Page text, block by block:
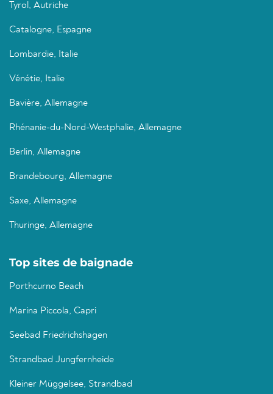
Tyrol, Autriche
Catalogne, Espagne
Lombardie, Italie
Vénétie, Italie
Bavière, Allemagne
Rhénanie-du-Nord-Westphalie, Allemagne
Berlin, Allemagne
Brandebourg, Allemagne
Saxe, Allemagne
Thuringe, Allemagne
Top sites de baignade
Porthcurno Beach
Marina Piccola, Capri
Seebad Friedrichshagen
Strandbad Jungfernheide
Kleiner Müggelsee, Strandbad